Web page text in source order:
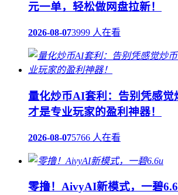
元一单，轻松做网盘拉新！
2026-08-073999 人在看
量化炒币AI套利：告别凭感觉
才是专业玩家的盈利神器！
2026-08-075766 人在看
零撸！AivyAI新模式，一碧